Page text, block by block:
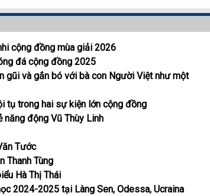
cộng đồng mùa giải 2026
đá cộng đồng 2025
gũi và gắn bó với bà con Người Việt như một
tụ trong hai sự kiện lớn cộng đồng
năng động Vũ Thùy Linh
Tước
Thanh Tùng
Hà Thị Thái
2024-2025 tại Làng Sen, Odessa, Ucraina